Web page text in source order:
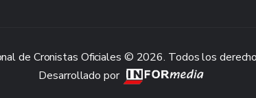
de Cronistas Oficiales © 2026. Todos los
Desarrollado por